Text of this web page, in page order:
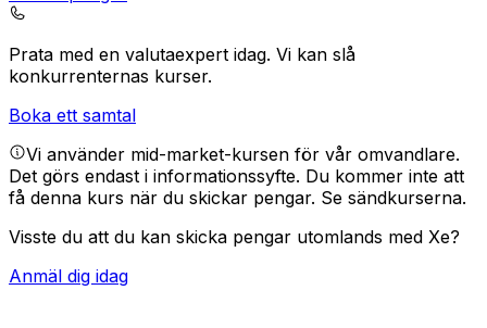
Prata med en valutaexpert idag. Vi kan slå
konkurrenternas kurser.
Boka ett samtal
Vi använder mid-market-kursen för vår omvandlare.
Det görs endast i informationssyfte. Du kommer inte att
få denna kurs när du skickar pengar. Se sändkurserna.
Visste du att du kan skicka pengar utomlands med Xe?
Anmäl dig idag